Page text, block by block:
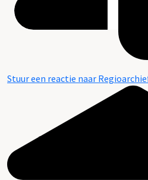
Stuur een reactie naar